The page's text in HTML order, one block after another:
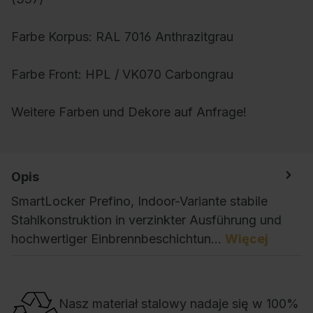
Farbe Korpus: RAL 7016 Anthrazitgrau
Farbe Front: HPL / VK070 Carbongrau
Weitere Farben und Dekore auf Anfrage!
Opis
SmartLocker Prefino, Indoor-Variante stabile
Stahlkonstruktion in verzinkter Ausführung und
hochwertiger Einbrennbeschichtun… Więcej
Nasz materiał stalowy nadaje się w 100%